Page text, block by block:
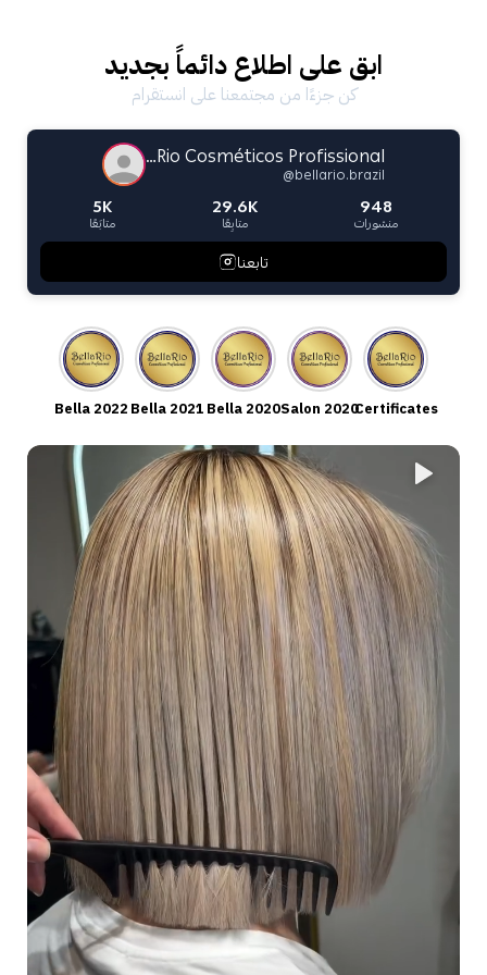
ما هو خط ديتوكس بالانس؟
يعمل بشكل فعال على معالجة جميع مشاكل الشعر من الجذور، أي من
فروة الرأس. يحتوي على مكونات طبيعية مركزة مثل النعناع، الليمون،
والزنجبيل، التي تساعد على تقليل القشرة وتحسين صحة فروة الرأس.
هل هذه المنتجات خالية من الملح والسلفات
والبارابين؟
نعم، جميع منتجات خط ديتوكس بالانس خالية من الملح والسلفات
والبارابين.
لماذا لا ينتج الشامبو رغوة كثيفة؟
لأن الشامبو خالي من السلفات والملح، قد لا ينتج رغوة كثيفة مثل
الشامبوهات التقليدية. إذا كنت من محبي الرغوة، يمكنك غسل شعرك
أولًا بشامبو قليل، ثم شطفه قبل استخدام الشامبو بشكل طبيعي.
هل يمكن استخدامه بعد فرد الشعر؟
نعم، يمكن استخدامه مع أي علاج للشعر، بما في ذلك بعد فرد الشعر.
هل يجب استخدام الشامبو والماسك من نفس
من الأفضل استخدام الشامبو والماسك من نفس الخط للحصول على
أفضل النتائج، حيث تم تصميم الماسك باستخدام نفس المواد المغذية
التي تم تنظيفها بواسطة الشامبو.
ابق على اطلاع دائماً بجديد
كن جزءًا من مجتمعنا على انستقرام
Bella Rio Cosméticos Profissional
@bellario.brazil
948
منشورات
29.6K
متابِعًا
5K
متابَعًا
تابعنا
Certificates
Salon 2020
Bella 2020
Bella 2021
Bella 2022